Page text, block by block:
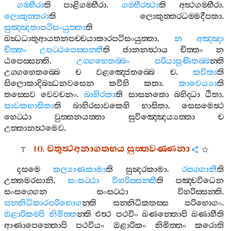
ගම‍්භීරාති පාළිගම‍්භීරා.ගම‍්භීරත්‍ථාති අත්‍ථගම‍්භීරා.
ලොකුත‍්තරාති ලොකුත‍්තරධම‍්මදීපකා.
සුඤ‍්ඤතාපටිසංයුත‍්තාති
ඛන්‍ධධාතුආයතනපච‍්චයාකාරපටිසංයුත‍්තා. න
අඤ‍්ඤා
චිත‍්තං
උපට‍්ඨපෙස‍්සන‍්තීති ජානනත්‍ථාය චිත‍්තං
න
ඨපෙස‍්සන‍්ති. උග‍්ගහෙතබ‍්බං පරියාපුණිතබ‍්බන‍්ති
උග‍්ගහෙතබ‍්බෙ
ච වළඤ‍්ජෙතබ‍්බෙ ච. කවිතාති
සිලොකාදිබන්‍ධනවසෙන
කවීහි කතා. කාවෙය්‍යාති
තස‍්සෙව වෙවචනං.බාහිරකාති සාසනතො බහිද‍්ධා ඨිතා.
සාවකභාසිතාති බාහිරසාවකෙහි භාසිතා. සෙසමෙත්‍ථ
හෙට‍්ඨා
වුත‍්තනයත‍්තා සුවිඤ‍්ඤෙය්‍යත‍්තා
ච
උත‍්තානත්‍ථමෙව.
10.චතුත්‍ථඅනාගතභයසුත‍්තවණ‍්ණනා
දසමෙ කල්‍යාණකාමාති සුන්‍දරකාමා.රසග‍්ගානීති
උත‍්තමරසානි.සංසට‍්ඨා විහරිස‍්සන‍්තීති
පඤ‍්චවිධෙන
සංසග‍්ගෙන
සංසට‍්ඨා විහරිස‍්සන‍්ති.
සන‍්නිධිකාරපරිභොගන‍්ති සන‍්නිධිකතස‍්ස පරිභොගං.
ඔළාරිකම‍්පි නිමිත‍්තන‍්ති එත්‍ථ පථවිං ඛණන‍්තොපි ඛණාහීති
ආණාපෙන‍්තොපි
පථවියං ඔළාරිකං නිමිත‍්තං
කරොති